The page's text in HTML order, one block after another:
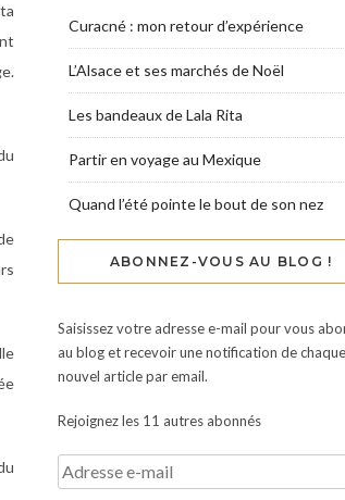
Curacné : mon retour d’expérience
L’Alsace et ses marchés de Noël
Les bandeaux de Lala Rita
Partir en voyage au Mexique
Quand l’été pointe le bout de son nez
ABONNEZ-VOUS AU BLOG !
Saisissez votre adresse e-mail pour vous
au blog et recevoir une notification de chaque
nouvel article par email.
Rejoignez les 11 autres abonnés